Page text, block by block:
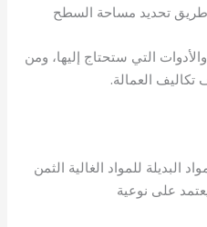
طريق تحديد مساحة السطح
التي ستحتاج إليها، ومن
تكاليف العمالة.
للمواد الغالية الثمن
على نوعية